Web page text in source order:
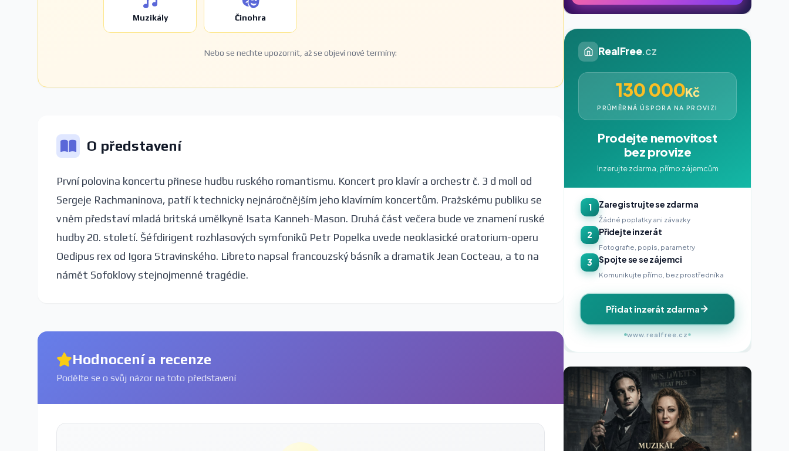
Muzikály Činohra
Nebo se nechte upozornit, až se objeví nové termíny:
O představení
První polovina koncertu přinese hudbu ruského romantismu. Koncert pro klavír a orchestr č. 3 d moll od
Sergeje Rachmaninova, patří k technicky nejnáročnějším jeho klavírním koncertům. Pražskému publiku se
v něm představí mladá britská umělkyně Isata Kanneh-Mason. Druhá část večera bude ve znamení ruské
hudby 20. století. Šéfdirigent rozhlasových symfoniků Petr Popelka uvede neoklasické oratorium-operu
Oedipus rex od Igora Stravinského. Libreto napsal francouzský básník a dramatik Jean Cocteau, a to na
námět Sofoklovy stejnojmenné tragédie.
Hodnocení a recenze
Podělte se o svůj názor na toto představení
RealFree.cz
130 000Kč
PRŮMĚRNÁ ÚSPORA NA PROVIZI
Prodejte nemovitost
bez provize
Inzerujte zdarma, přímo zájemcům
1 Zaregistrujte se zdarma
Žádné poplatky ani závazky
2 Přidejte inzerát
Fotografie, popis, parametry
3 Spojte se se zájemci
Komunikujte přímo, bez prostředníka
Přidat inzerát zdarma
www.realfree.cz